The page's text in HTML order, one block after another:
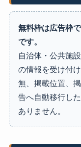
無料枠は広告枠
です。
自治体・公共施
の情報を受け付
無、掲載位置、
告へ自動移行し
ありません。